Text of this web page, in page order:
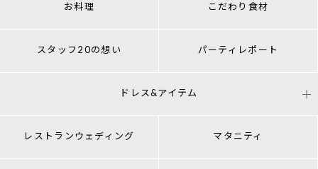
お料理 こだわり食材
スタッフ20の想い パーティレポート
ドレス&アイテム
レストランウェディング マタニティ